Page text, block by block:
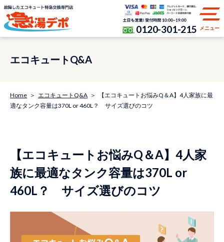
0120-301-215 メニュー
エコキュートQ&A
Home エコキュートQ&A
【エコキュートお悩みQ＆A】4人家族に最
適なタンク容量は370L or 460L？ サイズ選びのコツ
【エコキュートお悩みQ＆A】4人家
族に最適なタンク容量は370L or
460L？ サイズ選びのコツ